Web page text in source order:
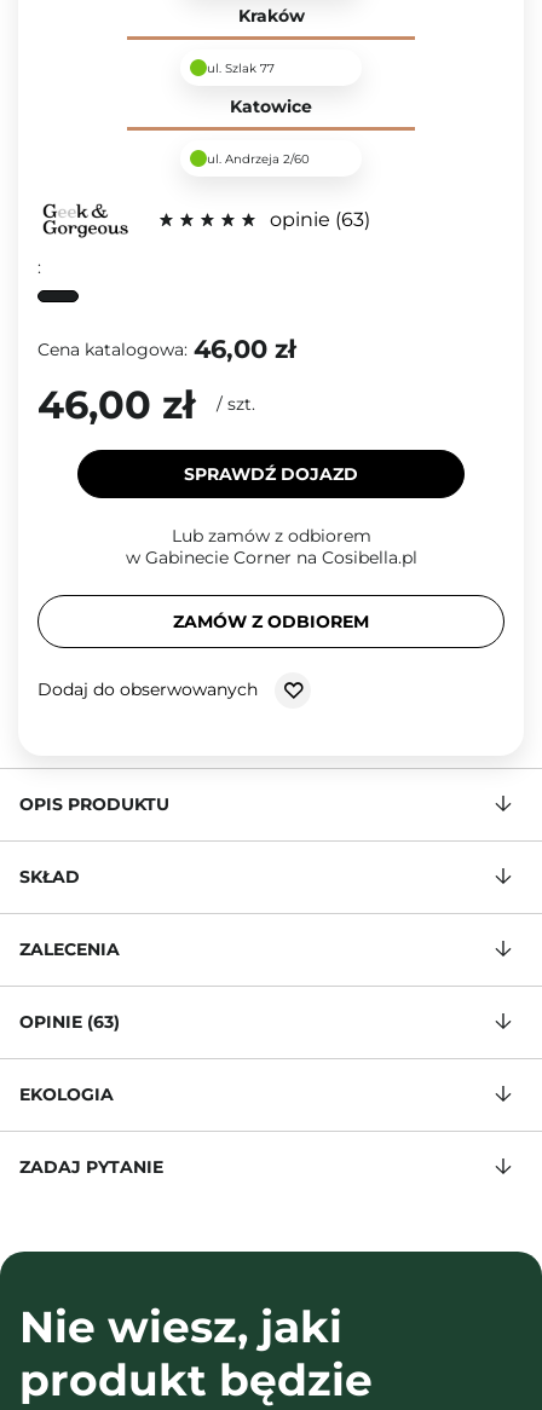
Kraków
ul. Szlak 77
Katowice
ul. Andrzeja 2/60
opinie 63
:
Cena katalogowa: 46,00 zł
46,00 zł / szt.
SPRAWDŹ DOJAZD
Lub zamów z odbiorem
w Gabinecie Corner na Cosibella.pl
ZAMÓW Z ODBIOREM
Dodaj do obserwowanych
OPIS PRODUKTU
SKŁAD
ZALECENIA
OPINIE (63)
EKOLOGIA
ZADAJ PYTANIE
Nie wiesz, jaki
produkt będzie